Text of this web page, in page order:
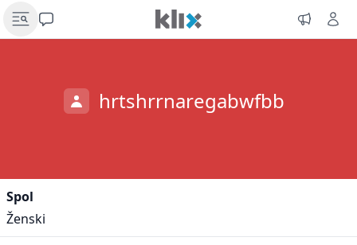
hrtshrrnaregabwfbb
Spol
Ženski